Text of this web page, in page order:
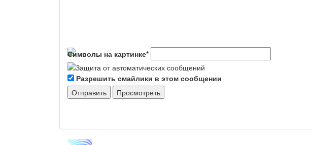
Символы на картинке*
Разрешить смайлики в этом сообщении